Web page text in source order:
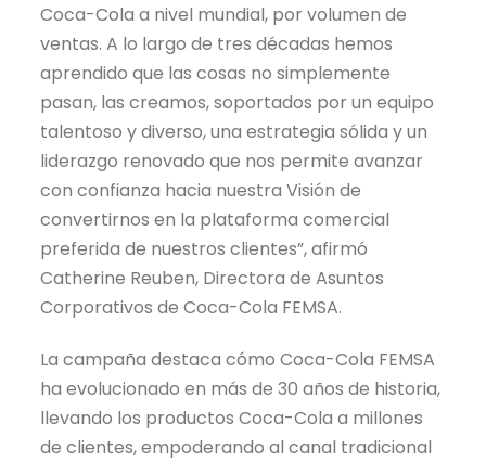
Coca-Cola a nivel mundial, por volumen de
ventas. A lo largo de tres décadas hemos
aprendido que las cosas no simplemente
pasan, las creamos, soportados por un equipo
talentoso y diverso, una estrategia sólida y un
liderazgo renovado que nos permite avanzar
con confianza hacia nuestra Visión de
convertirnos en la plataforma comercial
preferida de nuestros clientes”, afirmó
Catherine Reuben, Directora de Asuntos
Corporativos de Coca-Cola FEMSA.
La campaña destaca cómo Coca-Cola FEMSA
ha evolucionado en más de 30 años de historia,
llevando los productos Coca-Cola a millones
de clientes, empoderando al canal tradicional